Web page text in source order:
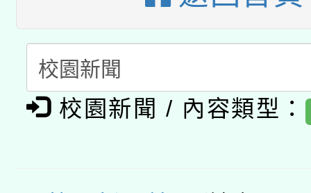
業成長研習」實施計畫
師專業成長研習實施計
方素養工作坊新北場」
族語言臺北學習中心
「族語學習班」招生簡
轉知有關國立成功大學
文教學共融平台-教案
件」活動簡章
教育部國民及學前教育
年度COVID-19疫苗接
本市兒童口腔健康促進
有關銓敘部建置「公務
校園新聞 / 內容類型：